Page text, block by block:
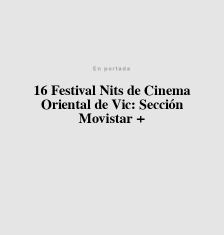
En portada
16 Festival Nits de Cinema
Oriental de Vic: Sección
Movistar +